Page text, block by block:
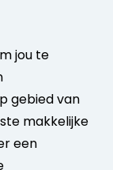
jou te
gebied van
makkelijke
een